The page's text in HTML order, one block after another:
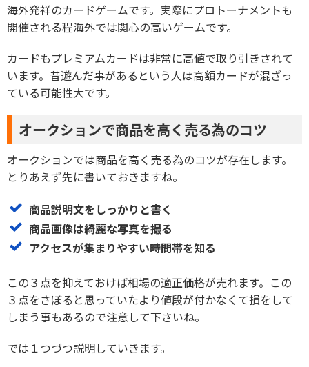
海外発祥のカードゲームです。実際にプロトーナメントも
開催される程海外では関心の高いゲームです。
カードもプレミアムカードは非常に高値で取り引きされて
います。昔遊んだ事があるという人は高額カードが混ざっ
ている可能性大です。
オークションで商品を高く売る為のコツ
オークションでは商品を高く売る為のコツが存在します。
とりあえず先に書いておきますね。
商品説明文をしっかりと書く
商品画像は綺麗な写真を撮る
アクセスが集まりやすい時間帯を知る
この３点を抑えておけば相場の適正価格が売れます。この
３点をさぼると思っていたより値段が付かなくて損をして
しまう事もあるので注意して下さいね。
では１つづつ説明していきます。